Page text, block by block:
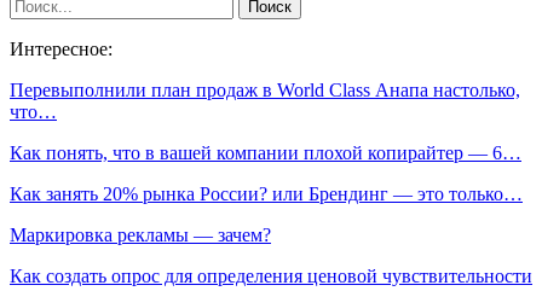
Интересное:
Перевыполнили план продаж в World Class Анапа настолько,
что…
Как понять, что в вашей компании плохой копирайтер — 6…
Как занять 20% рынка России? или Брендинг — это только…
Маркировка рекламы — зачем?
Как создать опрос для определения ценовой чувствительности